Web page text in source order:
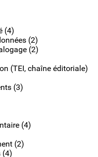
(4)
(2)
(2)
(TEI, chaîne éditoriale)
(3)
(4)
(2)
(4)